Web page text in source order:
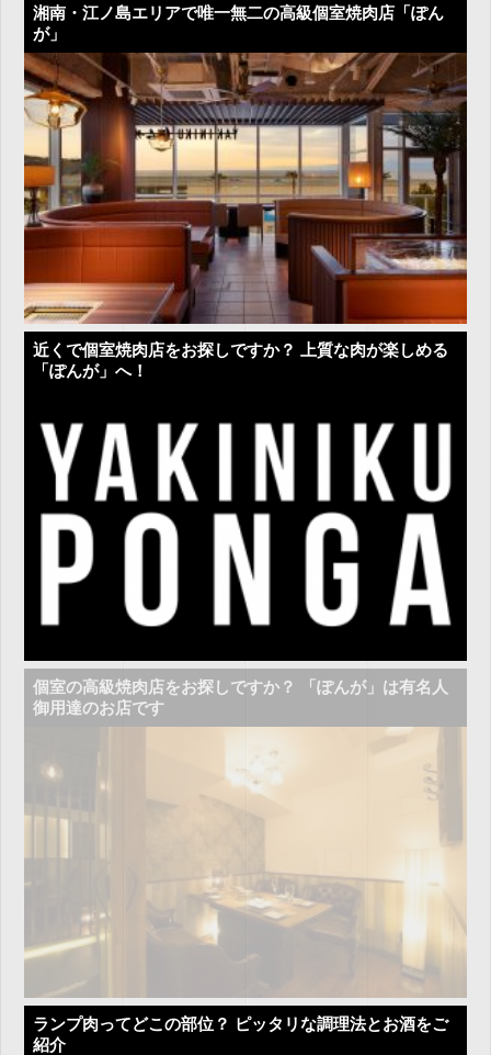
湘南・江ノ島エリアで唯一無二の高級個室焼肉店「ぽん
が」
近くで個室焼肉店をお探しですか？ 上質な肉が楽しめる
「ぽんが」へ！
個室の高級焼肉店をお探しですか？ 「ぽんが」は有名人
御用達のお店です
ランプ肉ってどこの部位？ ピッタリな調理法とお酒をご
紹介